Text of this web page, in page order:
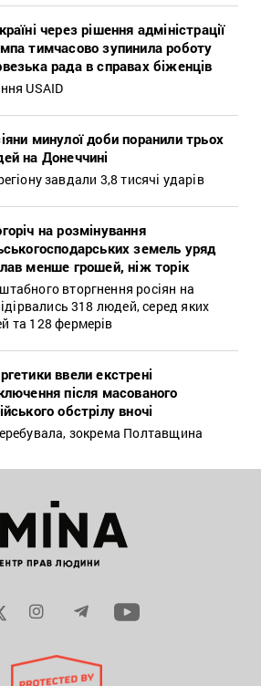
через рішення адміністрації
тимчасово зупинила роботу
рада в справах біженців
USAID
минулої доби поранили трьох
на Донеччині
завдали 3,8 тисячі ударів
на розмінування
земель уряд
менше грошей, ніж торік
вторгнення росіян на
318 людей, серед яких
та 128 фермерів
ввели екстрені
після масованого
обстрілу вночі
зокрема Полтавщина